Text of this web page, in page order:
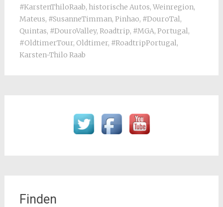
#KarstenThiloRaab, historische Autos, Weinregion,
Mateus, #SusanneTimman, Pinhao, #DouroTal,
Quintas, #DouroValley, Roadtrip, #MGA, Portugal,
#OldtimerTour, Oldtimer, #RoadtripPortugal,
Karsten-Thilo Raab
Finden